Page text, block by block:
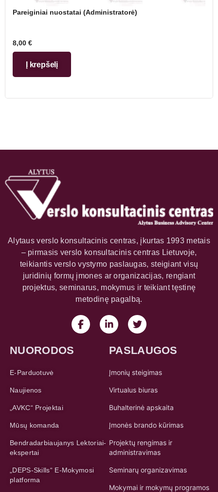
Pareiginiai nuostatai (Administratorė)
8,00 €
Į krepšelį
Alytaus verslo konsultacinis centras, įkurtas 1993 metais
– pirmasis verslo konsultacinis centras Lietuvoje,
teikiantis verslo vystymo paslaugas, steigiant visų
juridinių formų įmones ar organizacijas, rengiant
projektus, seminarus, mokymus ir teikiant tęstinę
metodinę pagalbą.
NUORODOS
E-Parduotuvė
Naujienos
„AVKC“ Projektai
Mūsų komanda
Bendradarbiaujanys Lektoriai-
ekspertai
„DEPS-Skills“ E-Mokymosi
platforma
PASLAUGOS
Įmonių steigimas
Virtualus biuras
Buhalterinė apskaita
Įmonės brando kūrimas
Projektų rengimas ir
administravimas
Seminarų organizavimas
Mokymai ir mokymų programos